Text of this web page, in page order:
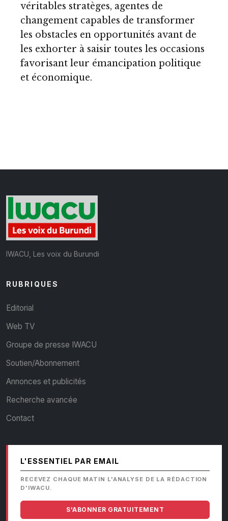
véritables stratèges, agentes de
changement capables de transformer
les obstacles en opportunités avant de
les exhorter à saisir toutes les occasions
favorisant leur émancipation politique
et économique.
IWACU, Les voix du Burundi
RUBRIQUES
Editorial
Web TV
Groupe de presse IWACU
Soutien/Abonnement
Annonces et publicités
Recherche avancée
Contact
L'ESSENTIEL PAR EMAIL
RECEVEZ CHAQUE MATIN L'ANALYSE DE LA RÉDACTION
D'IWACU.
S'ABONNER GRATUITEMENT